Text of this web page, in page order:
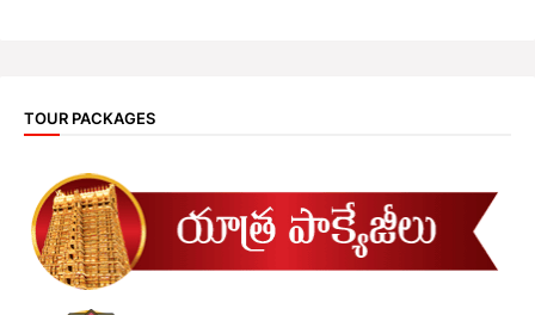
TOUR PACKAGES